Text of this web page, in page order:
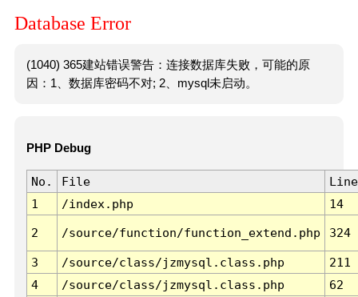
Database Error
(1040) 365建站错误警告：连接数据库失败，可能的原
因：1、数据库密码不对; 2、mysql未启动。
PHP Debug
No. File
Line
1
/index.php 14
2 /source/function/function_extend.php 324
3 /source/class/jzmysql.class.php
211
4
/source/class/jzmysql.class.php
62